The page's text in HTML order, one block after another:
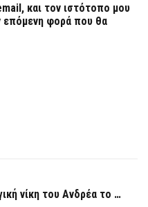
και τον ιστότοπο μου
επόμενη φορά που θα
νίκη του Ανδρέα το …